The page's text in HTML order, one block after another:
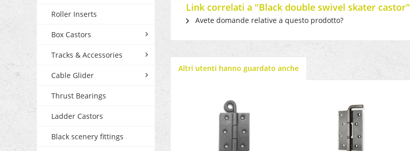
Roller Inserts
Box Castors
Tracks & Accessories
Cable Glider
Thrust Bearings
Ladder Castors
Black scenery fittings
Link correlati a "Black double swivel skater castor"
Avete domande relative a questo prodotto?
Altri utenti hanno guardato anche